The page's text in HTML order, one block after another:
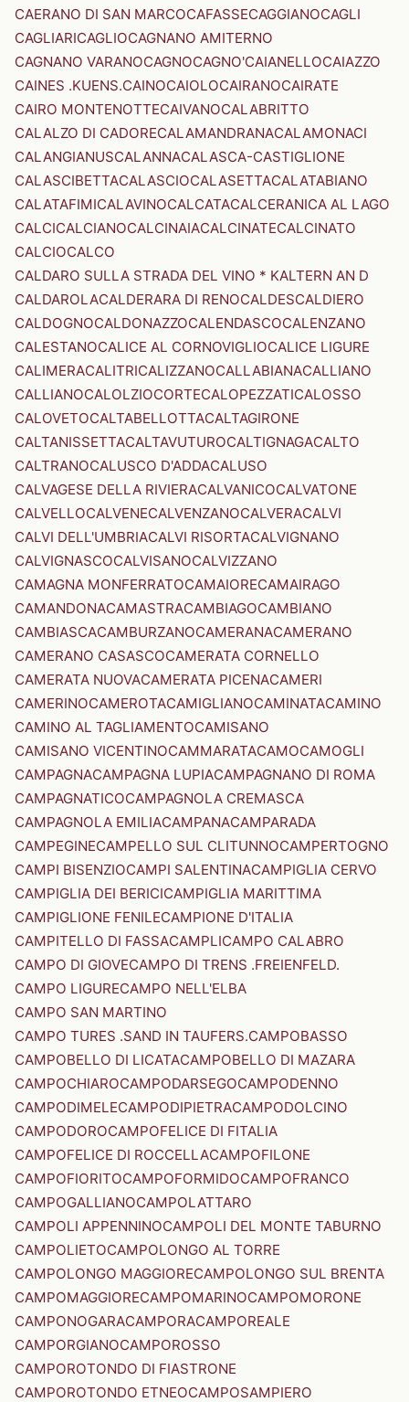
CAERANO DI SAN MARCOCAFASSECAGGIANOCAGLI
CAGLIARICAGLIOCAGNANO AMITERNO
CAGNANO VARANOCAGNOCAGNO'CAIANELLOCAIAZZO
CAINES .KUENS.CAINOCAIOLOCAIRANOCAIRATE
CAIRO MONTENOTTECAIVANOCALABRITTO
CALALZO DI CADORECALAMANDRANACALAMONACI
CALANGIANUSCALANNACALASCA-CASTIGLIONE
CALASCIBETTACALASCIOCALASETTACALATABIANO
CALATAFIMICALAVINOCALCATACALCERANICA AL LAGO
CALCICALCIANOCALCINAIACALCINATECALCINATO
CALCIOCALCO
CALDARO SULLA STRADA DEL VINO * KALTERN AN D
CALDAROLACALDERARA DI RENOCALDESCALDIERO
CALDOGNOCALDONAZZOCALENDASCOCALENZANO
CALESTANOCALICE AL CORNOVIGLIOCALICE LIGURE
CALIMERACALITRICALIZZANOCALLABIANACALLIANO
CALLIANOCALOLZIOCORTECALOPEZZATICALOSSO
CALOVETOCALTABELLOTTACALTAGIRONE
CALTANISSETTACALTAVUTUROCALTIGNAGACALTO
CALTRANOCALUSCO D'ADDACALUSO
CALVAGESE DELLA RIVIERACALVANICOCALVATONE
CALVELLOCALVENECALVENZANOCALVERACALVI
CALVI DELL'UMBRIACALVI RISORTACALVIGNANO
CALVIGNASCOCALVISANOCALVIZZANO
CAMAGNA MONFERRATOCAMAIORECAMAIRAGO
CAMANDONACAMASTRACAMBIAGOCAMBIANO
CAMBIASCACAMBURZANOCAMERANACAMERANO
CAMERANO CASASCOCAMERATA CORNELLO
CAMERATA NUOVACAMERATA PICENACAMERI
CAMERINOCAMEROTACAMIGLIANOCAMINATACAMINO
CAMINO AL TAGLIAMENTOCAMISANO
CAMISANO VICENTINOCAMMARATACAMOCAMOGLI
CAMPAGNACAMPAGNA LUPIACAMPAGNANO DI ROMA
CAMPAGNATICOCAMPAGNOLA CREMASCA
CAMPAGNOLA EMILIACAMPANACAMPARADA
CAMPEGINECAMPELLO SUL CLITUNNOCAMPERTOGNO
CAMPI BISENZIOCAMPI SALENTINACAMPIGLIA CERVO
CAMPIGLIA DEI BERICICAMPIGLIA MARITTIMA
CAMPIGLIONE FENILECAMPIONE D'ITALIA
CAMPITELLO DI FASSACAMPLICAMPO CALABRO
CAMPO DI GIOVECAMPO DI TRENS .FREIENFELD.
CAMPO LIGURECAMPO NELL'ELBA
CAMPO SAN MARTINO
CAMPO TURES .SAND IN TAUFERS.CAMPOBASSO
CAMPOBELLO DI LICATACAMPOBELLO DI MAZARA
CAMPOCHIAROCAMPODARSEGOCAMPODENNO
CAMPODIMELECAMPODIPIETRACAMPODOLCINO
CAMPODOROCAMPOFELICE DI FITALIA
CAMPOFELICE DI ROCCELLACAMPOFILONE
CAMPOFIORITOCAMPOFORMIDOCAMPOFRANCO
CAMPOGALLIANOCAMPOLATTARO
CAMPOLI APPENNINOCAMPOLI DEL MONTE TABURNO
CAMPOLIETOCAMPOLONGO AL TORRE
CAMPOLONGO MAGGIORECAMPOLONGO SUL BRENTA
CAMPOMAGGIORECAMPOMARINOCAMPOMORONE
CAMPONOGARACAMPORACAMPOREALE
CAMPORGIANOCAMPOROSSO
CAMPOROTONDO DI FIASTRONE
CAMPOROTONDO ETNEOCAMPOSAMPIERO